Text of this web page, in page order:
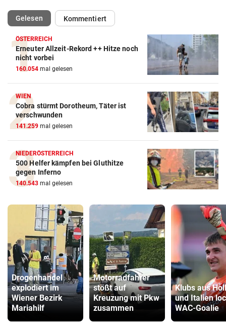
Gelesen(ausgewählt)Kommentiert
ÖSTERREICH
Erneuter Allzeit-Rekord ++ Hitze noch
nicht vorbei
160.054 mal gelesen
WIEN
Cobra stürmt Dorotheum, Täter ist
verschwunden
141.259 mal gelesen
NIEDERÖSTERREICH
500 Helfer kämpfen bei Gluthitze
gegen Inferno
140.543 mal gelesen
Drogenhandel
explodiert im
Wiener Bezirk
Mariahilf
Motorradfahrer
stößt auf
Kreuzung mit Pkw
zusammen
Klubs aus
und Italien
WAC-Goalie